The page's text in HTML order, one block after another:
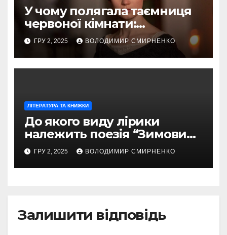
У чому полягала таємниця
червоної кімнати:
глибинний аналіз історії та
значення
ГРУ 2, 2025 ВОЛОДИМИР СМИРНЕНКО
ЛІТЕРАТУРА ТА КНИЖКИ
До якого виду лірики
належить поезія “Зимовий
етюд”: глибокий аналіз
ГРУ 2, 2025 ВОЛОДИМИР СМИРНЕНКО
Залишити відповідь